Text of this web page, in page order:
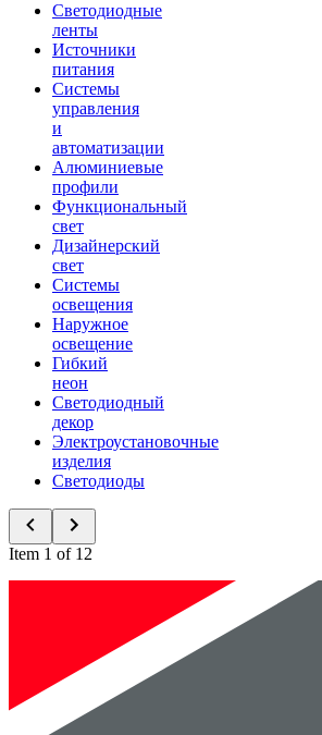
Светодиодные
ленты
Источники
питания
Системы
управления
и
автоматизации
Алюминиевые
профили
Функциональный
свет
Дизайнерский
свет
Системы
освещения
Наружное
освещение
Гибкий
неон
Светодиодный
декор
Электроустановочные
изделия
Светодиоды
Item 1 of 12